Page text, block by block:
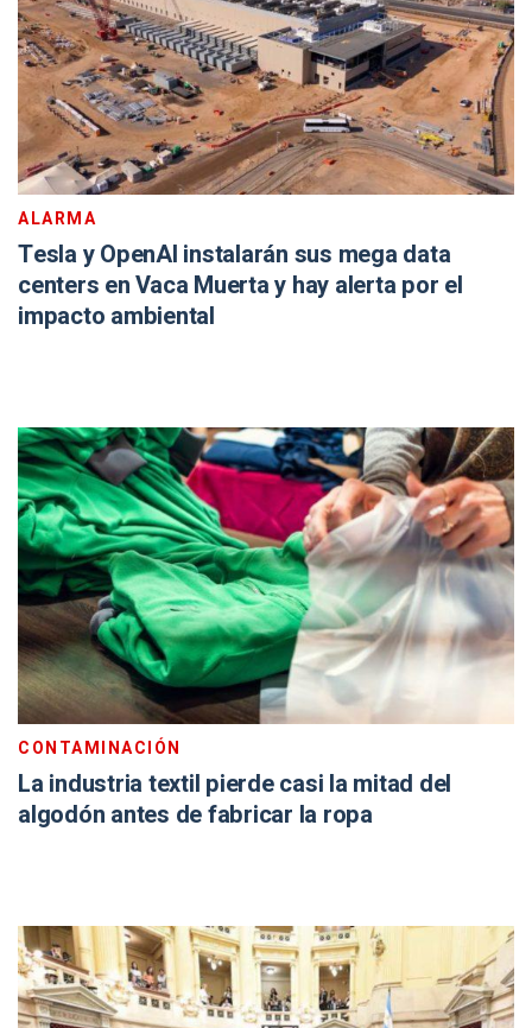
ALARMA
Tesla y OpenAI instalarán sus mega data
centers en Vaca Muerta y hay alerta por el
impacto ambiental
CONTAMINACIÓN
La industria textil pierde casi la mitad del
algodón antes de fabricar la ropa